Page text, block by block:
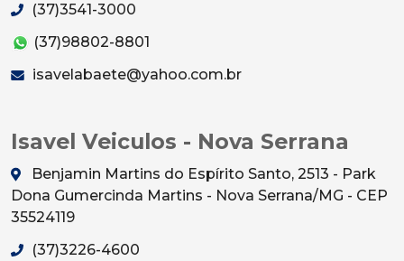
(37)3541-3000
(37)98802-8801
isavelabaete@yahoo.com.br
Isavel Veiculos - Nova Serrana
Benjamin Martins do Espírito Santo, 2513 - Park
Dona Gumercinda Martins - Nova Serrana/MG - CEP
35524119
(37)3226-4600